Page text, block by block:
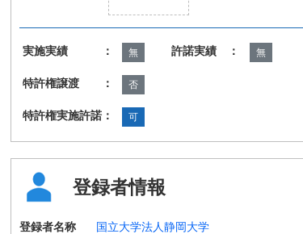
実施実績 ： 無 許諾実績 ： 無
特許権譲渡 ： 否
特許権実施許諾： 可
登録者情報
登録者名称 国立大学法人静岡大学